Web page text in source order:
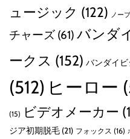
ュージック (122) ノー
チャーズ (61) バンダ
ークス (152) バンダイ
(512) ヒーロー
(15) ビデオメーカー
ジア初期脱毛 (21) フォックス (16)